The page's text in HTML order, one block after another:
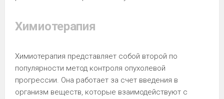
Химиотерапия
Химиотерапия представляет собой второй по
популярности метод контроля опухолевой
прогрессии. Она работает за счет введения в
организм веществ, которые взаимодействуют с